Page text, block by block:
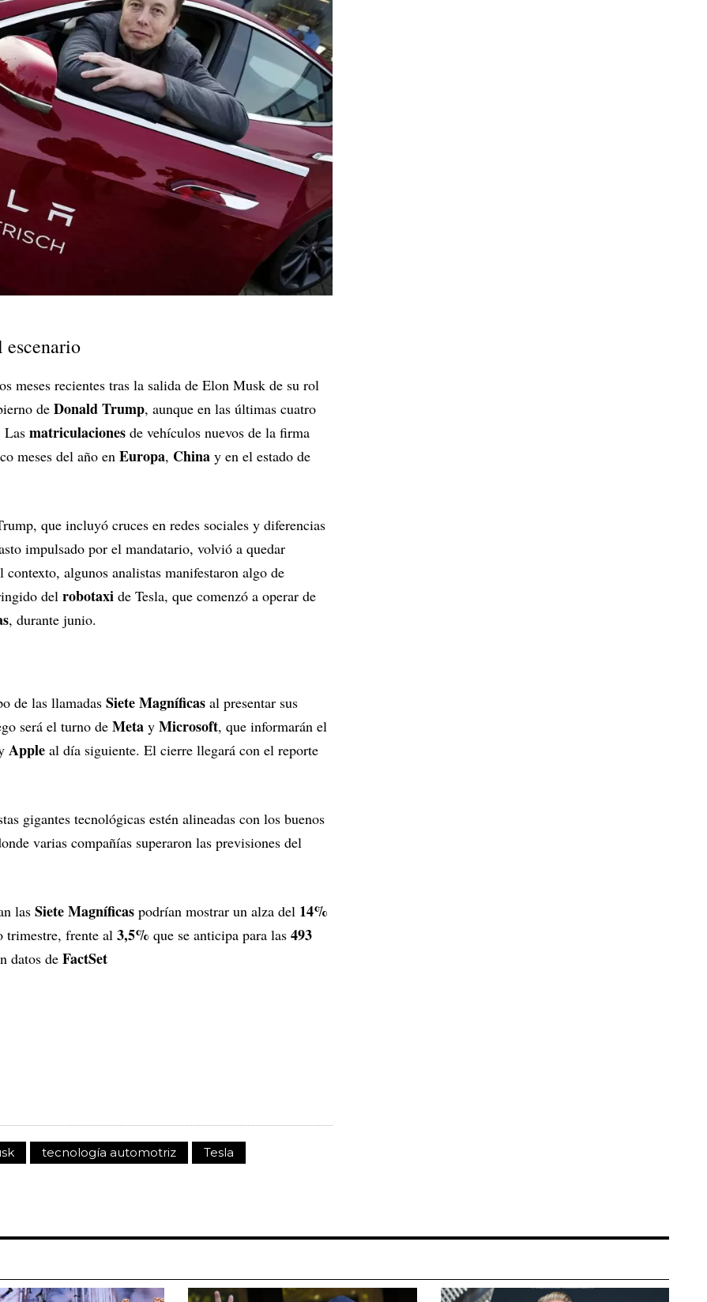
escenario
meses recientes tras la salida de Elon Musk de su rol
de Donald Trump, aunque en las últimas cuatro
Las matriculaciones de vehículos nuevos de la firma
meses del año en Europa, China y en el estado de
que incluyó cruces en redes sociales y diferencias
impulsado por el mandatario, volvió a quedar
contexto, algunos analistas manifestaron algo de
del robotaxi de Tesla, que comenzó a operar de
, durante junio.
de las llamadas Siete Magníficas al presentar sus
será el turno de Meta y Microsoft, que informarán el
Apple al día siguiente. El cierre llegará con el reporte
gigantes tecnológicas estén alineadas con los buenos
varias compañías superaron las previsiones del
las Siete Magníficas podrían mostrar un alza del 14%
trimestre, frente al 3,5% que se anticipa para las 493
datos de FactSet
tecnología automotriz
Tesla